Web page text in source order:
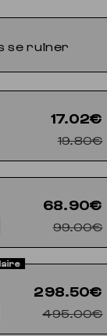
se ruiner
17.02€
19.80€
68.90€
99.00€
298.50€
495.00€